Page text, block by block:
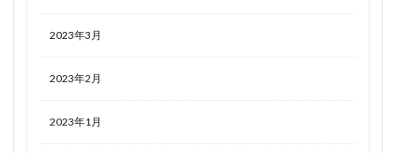
2023年3月
2023年2月
2023年1月